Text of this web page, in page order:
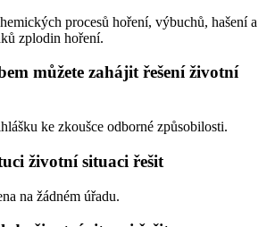
procesů hoření, výbuchů, hašení a
zplodin hoření.
můžete zahájit řešení životní
ke zkoušce odborné způsobilosti.
životní situaci řešit
na žádném úřadu.